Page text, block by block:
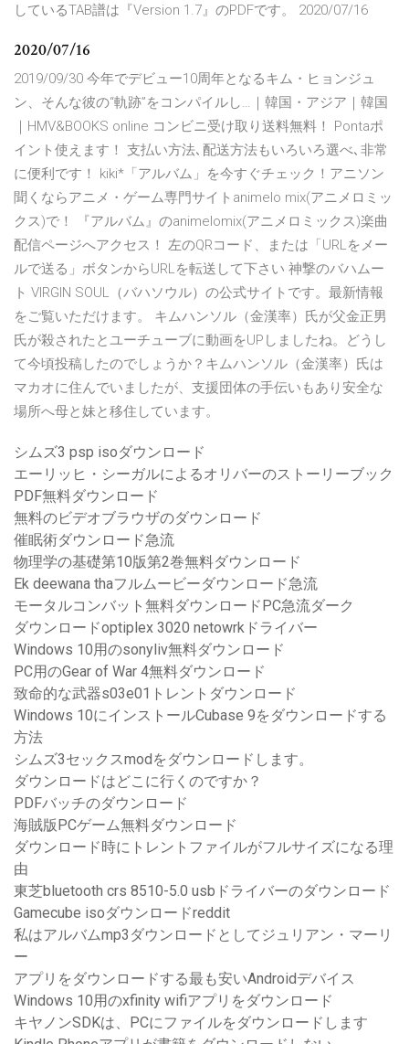
しているTAB譜は『Version 1.7』のPDFです。 2020/07/16
2020/07/16
2019/09/30 今年でデビュー10周年となるキム・ヒョンジュ
ン、そんな彼の“軌跡”をコンパイルし…｜韓国・アジア｜韓国
｜HMV&BOOKS online コンビニ受け取り送料無料！ Pontaポ
イント使えます！ 支払い方法､配送方法もいろいろ選べ､非常
に便利です！ kiki*「アルバム」を今すぐチェック！アニソン
聞くならアニメ・ゲーム専門サイトanimelo mix(アニメロミッ
クス)で！ 『アルバム』のanimelomix(アニメロミックス)楽曲
配信ページへアクセス！ 左のQRコード、または「URLをメー
ルで送る」ボタンからURLを転送して下さい 神撃のバハムー
ト VIRGIN SOUL（バハソウル）の公式サイトです。最新情報
をご覧いただけます。 キムハンソル（金漢率）氏が父金正男
氏が殺されたとユーチューブに動画をUPしましたね。どうし
て今頃投稿したのでしょうか？キムハンソル（金漢率）氏は
マカオに住んでいましたが、支援団体の手伝いもあり安全な
場所へ母と妹と移住しています。
シムズ3 psp isoダウンロード
エーリッヒ・シーガルによるオリバーのストーリーブック
PDF無料ダウンロード
無料のビデオブラウザのダウンロード
催眠術ダウンロード急流
物理学の基礎第10版第2巻無料ダウンロード
Ek deewana thaフルムービーダウンロード急流
モータルコンバット無料ダウンロードPC急流ダーク
ダウンロードoptiplex 3020 netowrkドライバー
Windows 10用のsonyliv無料ダウンロード
PC用のGear of War 4無料ダウンロード
致命的な武器s03e01トレントダウンロード
Windows 10にインストールCubase 9をダウンロードする
方法
シムズ3セックスmodをダウンロードします。
ダウンロードはどこに行くのですか？
PDFバッチのダウンロード
海賊版PCゲーム無料ダウンロード
ダウンロード時にトレントファイルがフルサイズになる理
由
東芝bluetooth crs 8510-5.0 usbドライバーのダウンロード
Gamecube isoダウンロードreddit
私はアルバムmp3ダウンロードとしてジュリアン・マーリ
ー
アプリをダウンロードする最も安いAndroidデバイス
Windows 10用のxfinity wifiアプリをダウンロード
キヤノンSDKは、PCにファイルをダウンロードします